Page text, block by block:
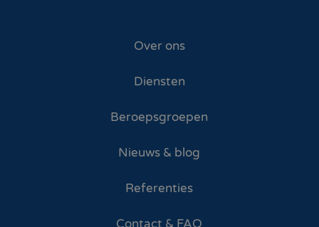
Over ons
Diensten
Beroepsgroepen
Nieuws & blog
Referenties
Contact & FAQ